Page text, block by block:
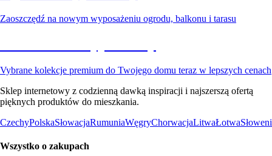
Zaoszczędź na nowym wyposażeniu ogrodu, balkonu i tarasu
Vybrane kolekcje premium do Twojego domu teraz w lepszych cenach
Sklep internetowy z codzienną dawką inspiracji i najszerszą ofertą
pięknych produktów do mieszkania.
CzechyPolskaSłowacjaRumuniaWęgryChorwacjaLitwaŁotwa
Wszystko o zakupach